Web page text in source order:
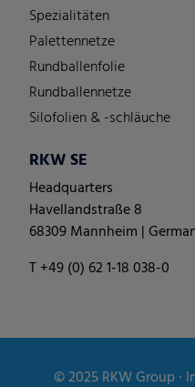
Spezialitäten
Palettennetze
Rundballenfolie
Rundballennetze
Silofolien & -schläuche
RKW SE
Headquarters
Havellandstraße 8
68309 Mannheim |
T +49 (0) 62 1-18 038-0
© 2025RKW Group∙